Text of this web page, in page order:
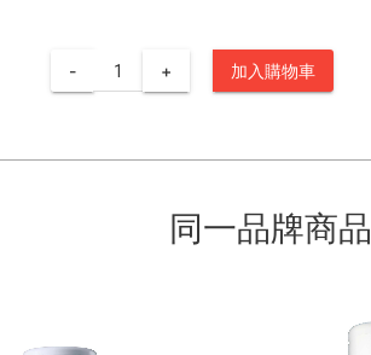
- + 加入購物車
同一品牌商品